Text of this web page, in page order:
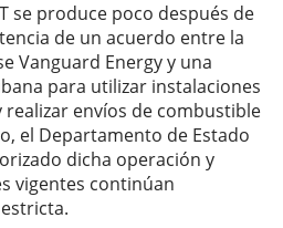
se produce poco después de
de un acuerdo entre la
Vanguard Energy y una
para utilizar instalaciones
realizar envíos de combustible
el Departamento de Estado
dicha operación y
vigentes continúan